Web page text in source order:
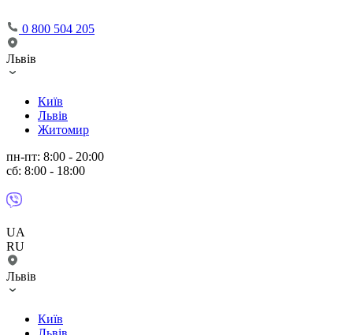
0 800 504 205
Львів
Київ
Львів
Житомир
пн-пт: 8:00 - 20:00
сб: 8:00 - 18:00
UA
RU
Львів
Київ